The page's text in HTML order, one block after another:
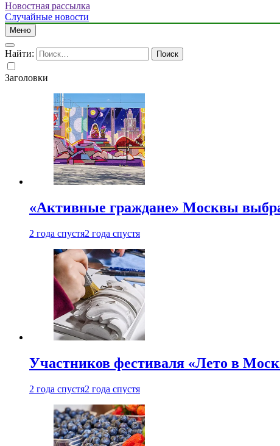
Новостная рассылка
Случайные новости
Меню
Найти:
Заголовки
«Активные граждане» Москвы
2 года спустя2 года спустя
Участников фестиваля «Лето в
2 года спустя2 года спустя